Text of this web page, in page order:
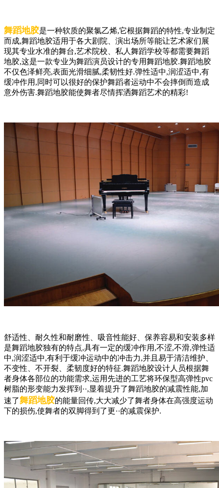
舞蹈地胶是一种软质的聚氯乙烯,它根据舞蹈的特性,专业制定
而成,舞蹈地胶适用于各大剧院、演出场所等能让艺术家们展
现其专业水准的舞台,艺术院校、私人舞蹈学校等都需要舞蹈
地胶,这是一款专业为舞蹈演员设计的专用舞蹈地胶.舞蹈地胶
不仅色泽鲜亮,表面光滑细腻,柔韧性好.弹性适中,润涩适中,有
缓冲作用,同时可以很好的保护舞蹈者运动中不会摔倒而造成
意外伤害.舞蹈地胶能使舞者尽情挥洒舞蹈艺术的精彩!
舒适性、耐久性和耐磨性、吸音性能好、保养容易和安装多样
是舞蹈地胶独有的特点,具有一定的缓冲作用,不涩,不滑,弹性适
中,润涩适中,有利于缓冲运动中的冲击力,并且易于清洁维护、
不变性、不开裂、柔韧度好的特征.舞蹈地胶设计人员根据舞
者身体各部位的功能需求,运用先进的工艺将环保型高弹性pvc
树脂的形变能力发挥到··,显着提升了舞蹈地胶的减震性能,加
速了舞蹈地胶的能量回传,大大减少了舞者身体在高强度运动
下的损伤,使舞者的双脚得到了更··的减震保护.